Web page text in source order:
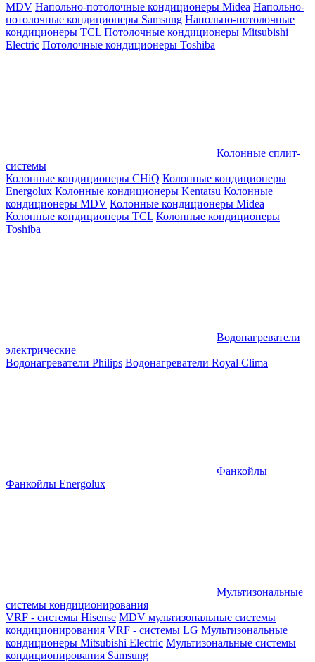
MDV Напольно-потолочные кондиционеры Midea Напольно-
потолочные кондиционеры Samsung Напольно-потолочные
кондиционеры TCL Потолочные кондиционеры Mitsubishi
Electric Потолочные кондиционеры Toshiba
Колонные сплит-
системы
Колонные кондиционеры CHiQ Колонные кондиционеры
Energolux Колонные кондиционеры Kentatsu Колонные
кондиционеры MDV Колонные кондиционеры Midea
Колонные кондиционеры TCL Колонные кондиционеры
Toshiba
Водонагреватели
электрические
Водонагреватели Philips Водонагреватели Royal Clima
Фанкойлы
Фанкойлы Energolux
Мультизональные
системы кондиционирования
VRF - системы Hisense MDV мультизональные системы
кондиционирования VRF - системы LG Мультизональные
кондиционеры Mitsubishi Electric Мультизональные системы
кондиционирования Samsung